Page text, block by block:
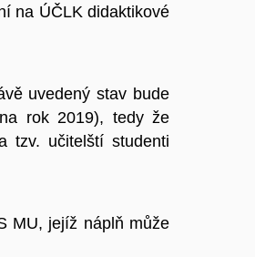
na ÚČLK didaktikové
uvedený stav bude
rok 2019), tedy že
tzv. učitelští studenti
MU, jejíž náplň může